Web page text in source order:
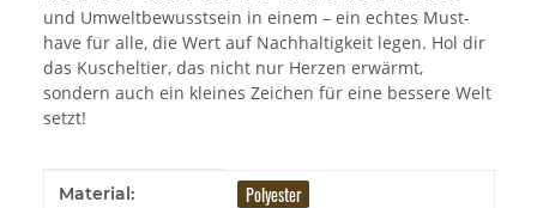
und Umweltbewusstsein in einem – ein echtes Must-
have für alle, die Wert auf Nachhaltigkeit legen. Hol dir
das Kuscheltier, das nicht nur Herzen erwärmt,
sondern auch ein kleines Zeichen für eine bessere Welt
setzt!
Produkteigenschaft
Wert
Material: Polyester